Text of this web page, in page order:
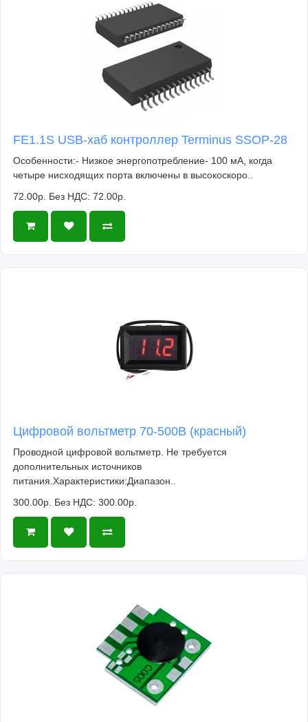
FE1.1S USB-хаб контроллер Terminus SSOP-28
Особенности:- Низкое энергопотребление- 100 мА, когда
четыре нисходящих порта включены в высокоскоро..
72.00р. Без НДС: 72.00р.
Цифровой вольтметр 70-500В (красный)
Проводной цифровой вольтметр. Не требуется
дополнительных источников
питания.Характеристики:Диапазон..
300.00р. Без НДС: 300.00р.